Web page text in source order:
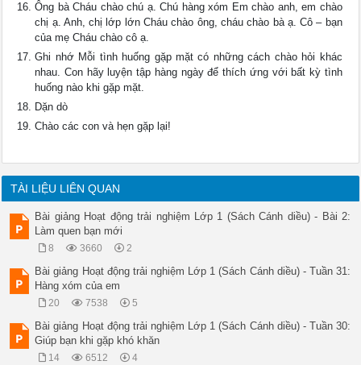
Ông bà Cháu chào chú ạ. Chú hàng xóm Em chào anh, em chào
chị ạ. Anh, chị lớp lớn Cháu chào ông, cháu chào bà ạ. Cô – bạn
của mẹ Cháu chào cô ạ.
Ghi nhớ Mỗi tình huống gặp mặt có những cách chào hỏi khác
nhau. Con hãy luyện tập hàng ngày để thích ứng với bất kỳ tình
huống nào khi gặp mặt.
Dặn dò
Chào các con và hẹn gặp lại!
TÀI LIỆU LIÊN QUAN
Bài giảng Hoạt động trải nghiệm Lớp 1 (Sách Cánh diều) - Bài 2:
Làm quen bạn mới
8 3660 2
Bài giảng Hoạt động trải nghiệm Lớp 1 (Sách Cánh diều) - Tuần 31:
Hàng xóm của em
20 7538 5
Bài giảng Hoạt động trải nghiệm Lớp 1 (Sách Cánh diều) - Tuần 30:
Giúp bạn khi gặp khó khăn
14 6512 4